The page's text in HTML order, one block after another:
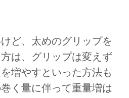
ど、太めのグリップを
は、グリップは変えず
増やすといった方法も
く量に伴って重量増は